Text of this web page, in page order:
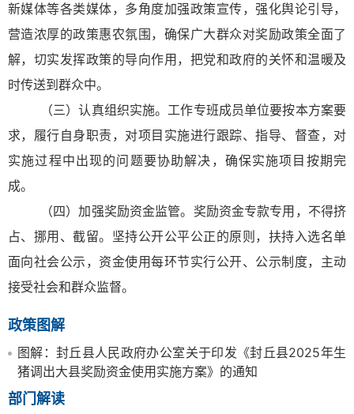
新媒体等各类媒体，多角度加强政策宣传，强化舆论引导，
营造浓厚的政策惠农氛围，确保广大群众对奖励政策全面了
解，切实发挥政策的导向作用，把党和政府的关怀和温暖及
时传送到群众中。
（三）认真组织实施。工作专班成员单位要按本方案要
求，履行自身职责，对项目实施进行跟踪、指导、督查，对
实施过程中出现的问题要协助解决，确保实施项目按期完
成。
（四）加强奖励资金监管。奖励资金专款专用，不得挤
占、挪用、截留。坚持公开公平公正的原则，扶持入选名单
面向社会公示，资金使用每环节实行公开、公示制度，主动
接受社会和群众监督。
政策图解
图解：封丘县人民政府办公室关于印发《封丘县2025年生
猪调出大县奖励资金使用实施方案》的通知
部门解读